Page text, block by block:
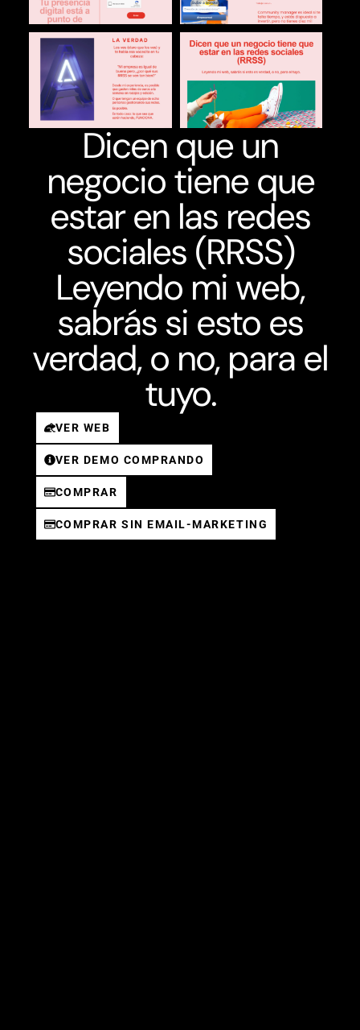
Dicen que un
negocio tiene que
estar en las redes
sociales (RRSS)
Leyendo mi web,
sabrás si esto es
verdad, o no, para el
tuyo.
VER WEB
VER DEMO COMPRANDO
COMPRAR
COMPRAR SIN EMAIL-MARKETING